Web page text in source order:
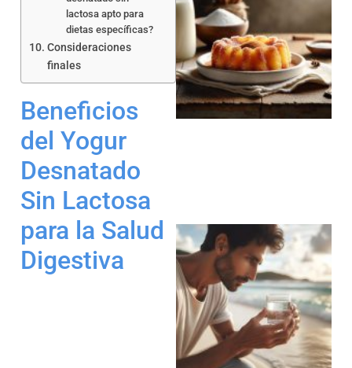
lactosa apto para
dietas específicas?
Consideraciones
finales
Beneficios
del Yogur
Desnatado
Sin Lactosa
para la Salud
Digestiva